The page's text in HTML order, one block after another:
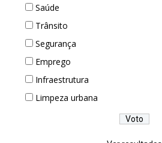
Saúde
Trânsito
Segurança
Emprego
Infraestrutura
Limpeza urbana